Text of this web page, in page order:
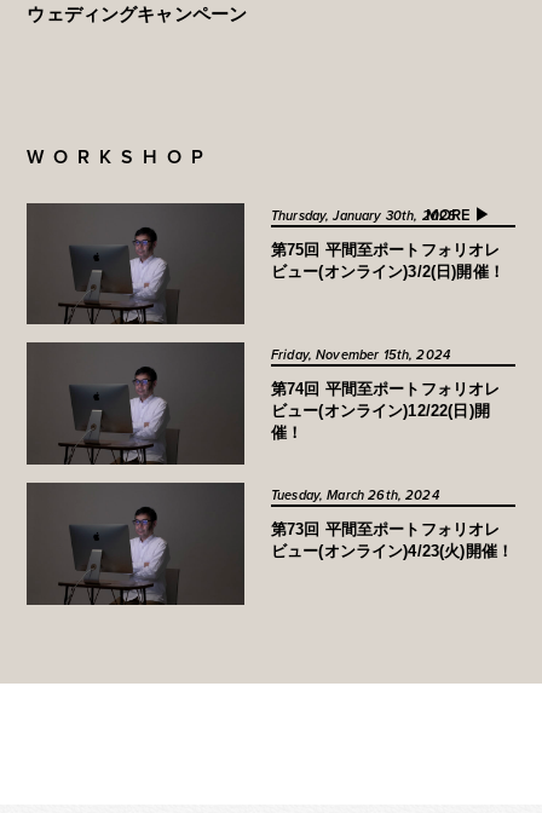
ウェディングキャンペーン
WORKSHOP
MORE ▶︎
Thursday, January 30th, 2025
第75回 平間至ポートフォリオレ
ビュー(オンライン)3/2(日)開催！
Friday, November 15th, 2024
第74回 平間至ポートフォリオレ
ビュー(オンライン)12/22(日)開
催！
Tuesday, March 26th, 2024
第73回 平間至ポートフォリオレ
ビュー(オンライン)4/23(火)開催！